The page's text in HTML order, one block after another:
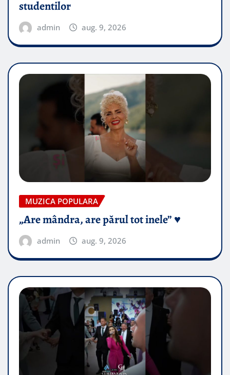
studentilor
admin aug. 9, 2026
MUZICA POPULARA
„Are mândra, are părul tot inele” ♥️
admin aug. 9, 2026